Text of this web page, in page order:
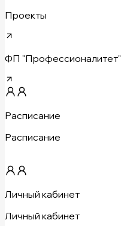
Проекты
ФП "Профессионалитет"
Расписание
Расписание
Личный кабинет
Личный кабинет